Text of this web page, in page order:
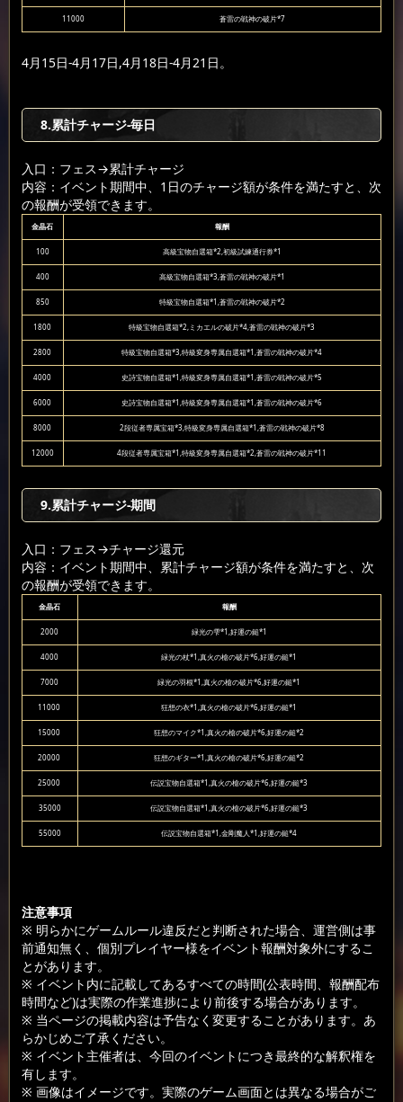
11000 蒼雷の戦神の破片*7
4月15日-4月17日,4月18日-4月21日。
8.累計チャージ-毎日
入口：フェス→累計チャージ
内容：イベント期間中、1日のチャージ額が条件を満たすと、次
の報酬が受領できます。
金晶石 報酬
100 高級宝物自選箱*2,初級試練通行券*1
400 高級宝物自選箱*3,蒼雷の戦神の破片*1
850 特級宝物自選箱*1,蒼雷の戦神の破片*2
1800 特級宝物自選箱*2,ミカエルの破片*4,蒼雷の戦神の破片*3
2800 特級宝物自選箱*3,特級変身専属自選箱*1,蒼雷の戦神の破片*4
4000 史詩宝物自選箱*1,特級変身専属自選箱*1,蒼雷の戦神の破片*5
6000 史詩宝物自選箱*1,特級変身専属自選箱*1,蒼雷の戦神の破片*6
8000 2段従者専属宝箱*3,特級変身専属自選箱*1,蒼雷の戦神の破片*8
12000 4段従者専属宝箱*1,特級変身専属自選箱*2,蒼雷の戦神の破片*11
9.累計チャージ-期間
入口：フェス→チャージ還元
内容：イベント期間中、累計チャージ額が条件を満たすと、次
の報酬が受領できます。
金晶石 報酬
2000 緑光の雫*1,好運の鎚*1
4000 緑光の杖*1,真火の槍の破片*6,好運の鎚*1
7000 緑光の羽根*1,真火の槍の破片*6,好運の鎚*1
11000 狂想の衣*1,真火の槍の破片*6,好運の鎚*1
15000 狂想のマイク*1,真火の槍の破片*6,好運の鎚*2
20000 狂想のギター*1,真火の槍の破片*6,好運の鎚*2
25000 伝説宝物自選箱*1,真火の槍の破片*6,好運の鎚*3
35000 伝説宝物自選箱*1,真火の槍の破片*6,好運の鎚*3
55000 伝説宝物自選箱*1,金剛魔人*1,好運の鎚*4
注意事項
※ 明らかにゲームルール違反だと判断された場合、運営側は事
前通知無く、個別プレイヤー様をイベント報酬対象外にするこ
とがあります。
※ イベント内に記載してあるすべての時間(公表時間、報酬配布
時間など)は実際の作業進捗により前後する場合があります。
※ 当ページの掲載内容は予告なく変更することがあります。あ
らかじめご了承ください。
※ イベント主催者は、今回のイベントにつき最終的な解釈権を
有します。
※ 画像はイメージです。実際のゲーム画面とは異なる場合がご